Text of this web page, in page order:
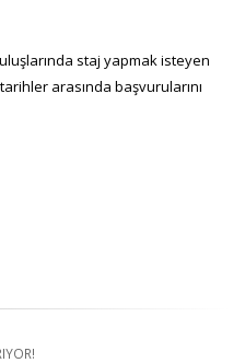
staj yapmak isteyen
arasında başvurularını